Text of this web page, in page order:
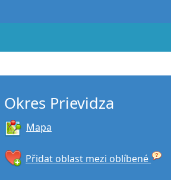
Okres Prievidza
Mapa
Přidat oblast mezi oblíbené